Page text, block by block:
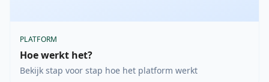
PLATFORM
Hoe werkt het?
Bekijk stap voor stap hoe het platform werkt